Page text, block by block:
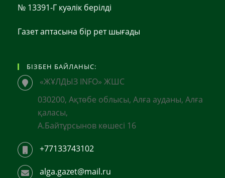
№ 13391-Г куәлік берілді
Газет аптасына бір рет шығады
БІЗБЕН БАЙЛАНЫС:
«ЖҰЛДЫЗ INFO» ЖШС
030200, Ақтөбе облысы, Алға ауданы, Алға
қаласы,
А.Байтұрсынов көшесі 16
+77133743102
alga.gazet@mail.ru